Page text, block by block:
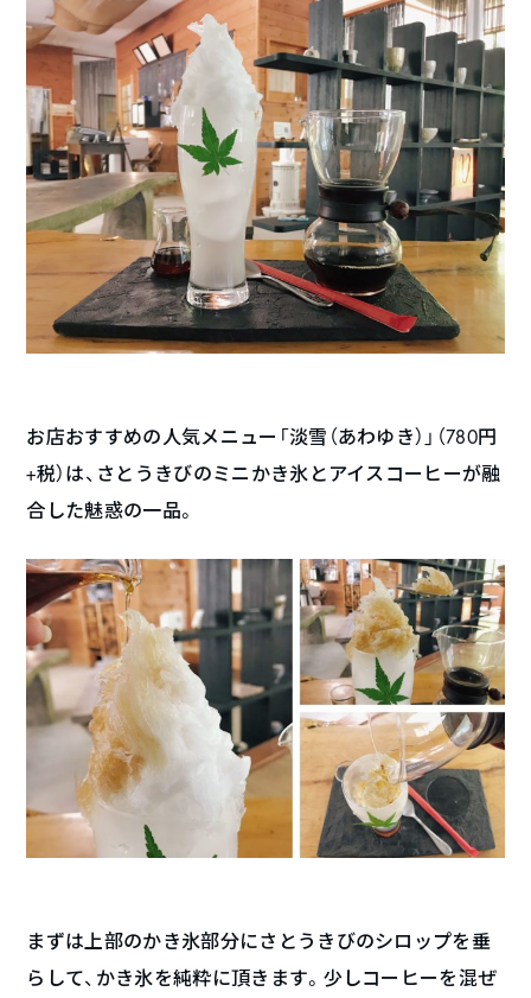
お店おすすめの人気メニュー「淡雪（あわゆき）」（780円
+税）は、さとうきびのミニかき氷とアイスコーヒーが融
合した魅惑の一品。
まずは上部のかき氷部分にさとうきびのシロップを垂
らして、かき氷を純粋に頂きます。少しコーヒーを混ぜ